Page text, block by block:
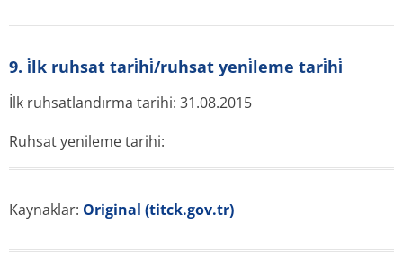
9. i̇lk ruhsat tari̇hi̇/ruhsat yeni̇leme tari̇hi̇
İlk ruhsatlandırma tarihi: 31.08.2015
Ruhsat yenileme tarihi:
Kaynaklar: Original (titck.gov.tr)